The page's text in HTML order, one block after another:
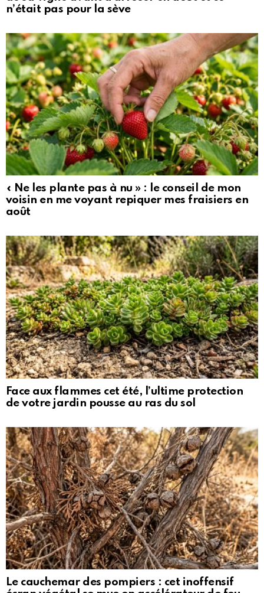
n’était pas pour la sève
« Ne les plante pas à nu » : le conseil de mon
voisin en me voyant repiquer mes fraisiers en
août
Face aux flammes cet été, l’ultime protection
de votre jardin pousse au ras du sol
Le cauchemar des pompiers : cet inoffensif